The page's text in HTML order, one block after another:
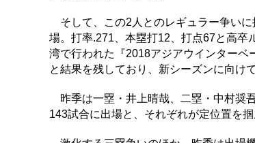
そして、この2人とのレギュラー争いに
場。打率.271、本塁打12、打点67と高卒
湾で行われた『2018アジアウインター
と結果を残しており、新シーズンに向け
昨季は一塁・井上晴哉、二塁・中村奨
143試合に出場と、それぞれが定位置を